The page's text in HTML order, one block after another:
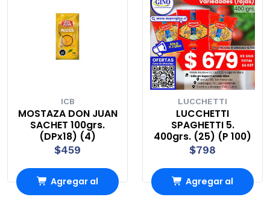
ICB
MOSTAZA DON JUAN
SACHET 100grs.
(DPx18) (4)
$459
Agregar al
LUCCHETTI
LUCCHETTI
SPAGHETTI 5.
400grs. (25) (P 100)
$798
Agregar al